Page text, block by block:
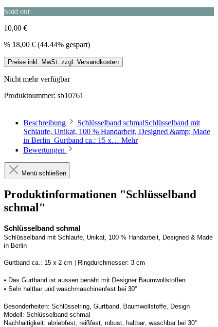
Sold out
10,00 €
% 18,00 € (44.44% gespart)
Preise inkl. MwSt. zzgl. Versandkosten
Nicht mehr verfügbar
Produktnummer: sb10761
Beschreibung
Schlüsselband schmalSchlüsselband mit
Schlaufe, Unikat, 100 % Handarbeit, Designed &amp; Made
in Berlin Gurtband ca.: 15 x… Mehr
Bewertungen
Menü schließen
Produktinformationen "Schlüsselband
schmal"
Schlüsselband schmal
Schlüsselband mit Schlaufe , Unikat, 100 % Handarbeit, Designed & Made
in Berlin
Gurtband ca.: 15 x 2 cm | Ringdurchmesser: 3 cm
• Das Gurtband ist aussen benäht mit Designer Baumwollstoffen
• Sehr haltbar und waschmaschinenfest bei 30°
Besonderheiten: Schlüsselring, Gurtband , Baumwollstoffe, Design
Modell: Schlüsselband schmal
Nachhaltigkeit: abriebfest, reißfest, robust, haltbar, waschbar bei 30°